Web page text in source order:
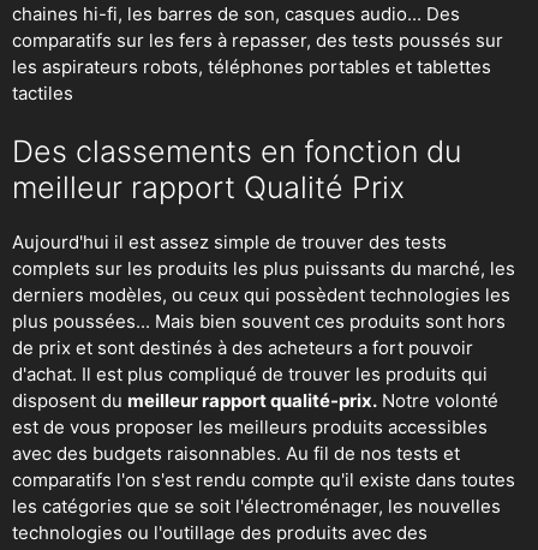
chaines hi-fi, les barres de son, casques audio... Des
comparatifs sur les fers à repasser, des tests poussés sur
les aspirateurs robots, téléphones portables et tablettes
tactiles
Des classements en fonction du
meilleur rapport Qualité Prix
Aujourd'hui il est assez simple de trouver des tests
complets sur les produits les plus puissants du marché, les
derniers modèles, ou ceux qui possèdent technologies les
plus poussées... Mais bien souvent ces produits sont hors
de prix et sont destinés à des acheteurs a fort pouvoir
d'achat. Il est plus compliqué de trouver les produits qui
disposent du meilleur rapport qualité-prix. Notre volonté
est de vous proposer les meilleurs produits accessibles
avec des budgets raisonnables. Au fil de nos tests et
comparatifs l'on s'est rendu compte qu'il existe dans toutes
les catégories que se soit l'électroménager, les nouvelles
technologies ou l'outillage des produits avec des